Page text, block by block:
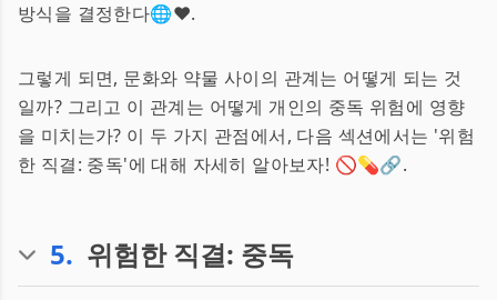
방식을 결정한다🌐❤️.
그렇게 되면, 문화와 약물 사이의 관계는 어떻게 되는 것
일까? 그리고 이 관계는 어떻게 개인의 중독 위험에 영향
을 미치는가? 이 두 가지 관점에서, 다음 섹션에서는 '위험
한 직결: 중독'에 대해 자세히 알아보자! 🚫💊🔗.
5. 위험한 직결: 중독